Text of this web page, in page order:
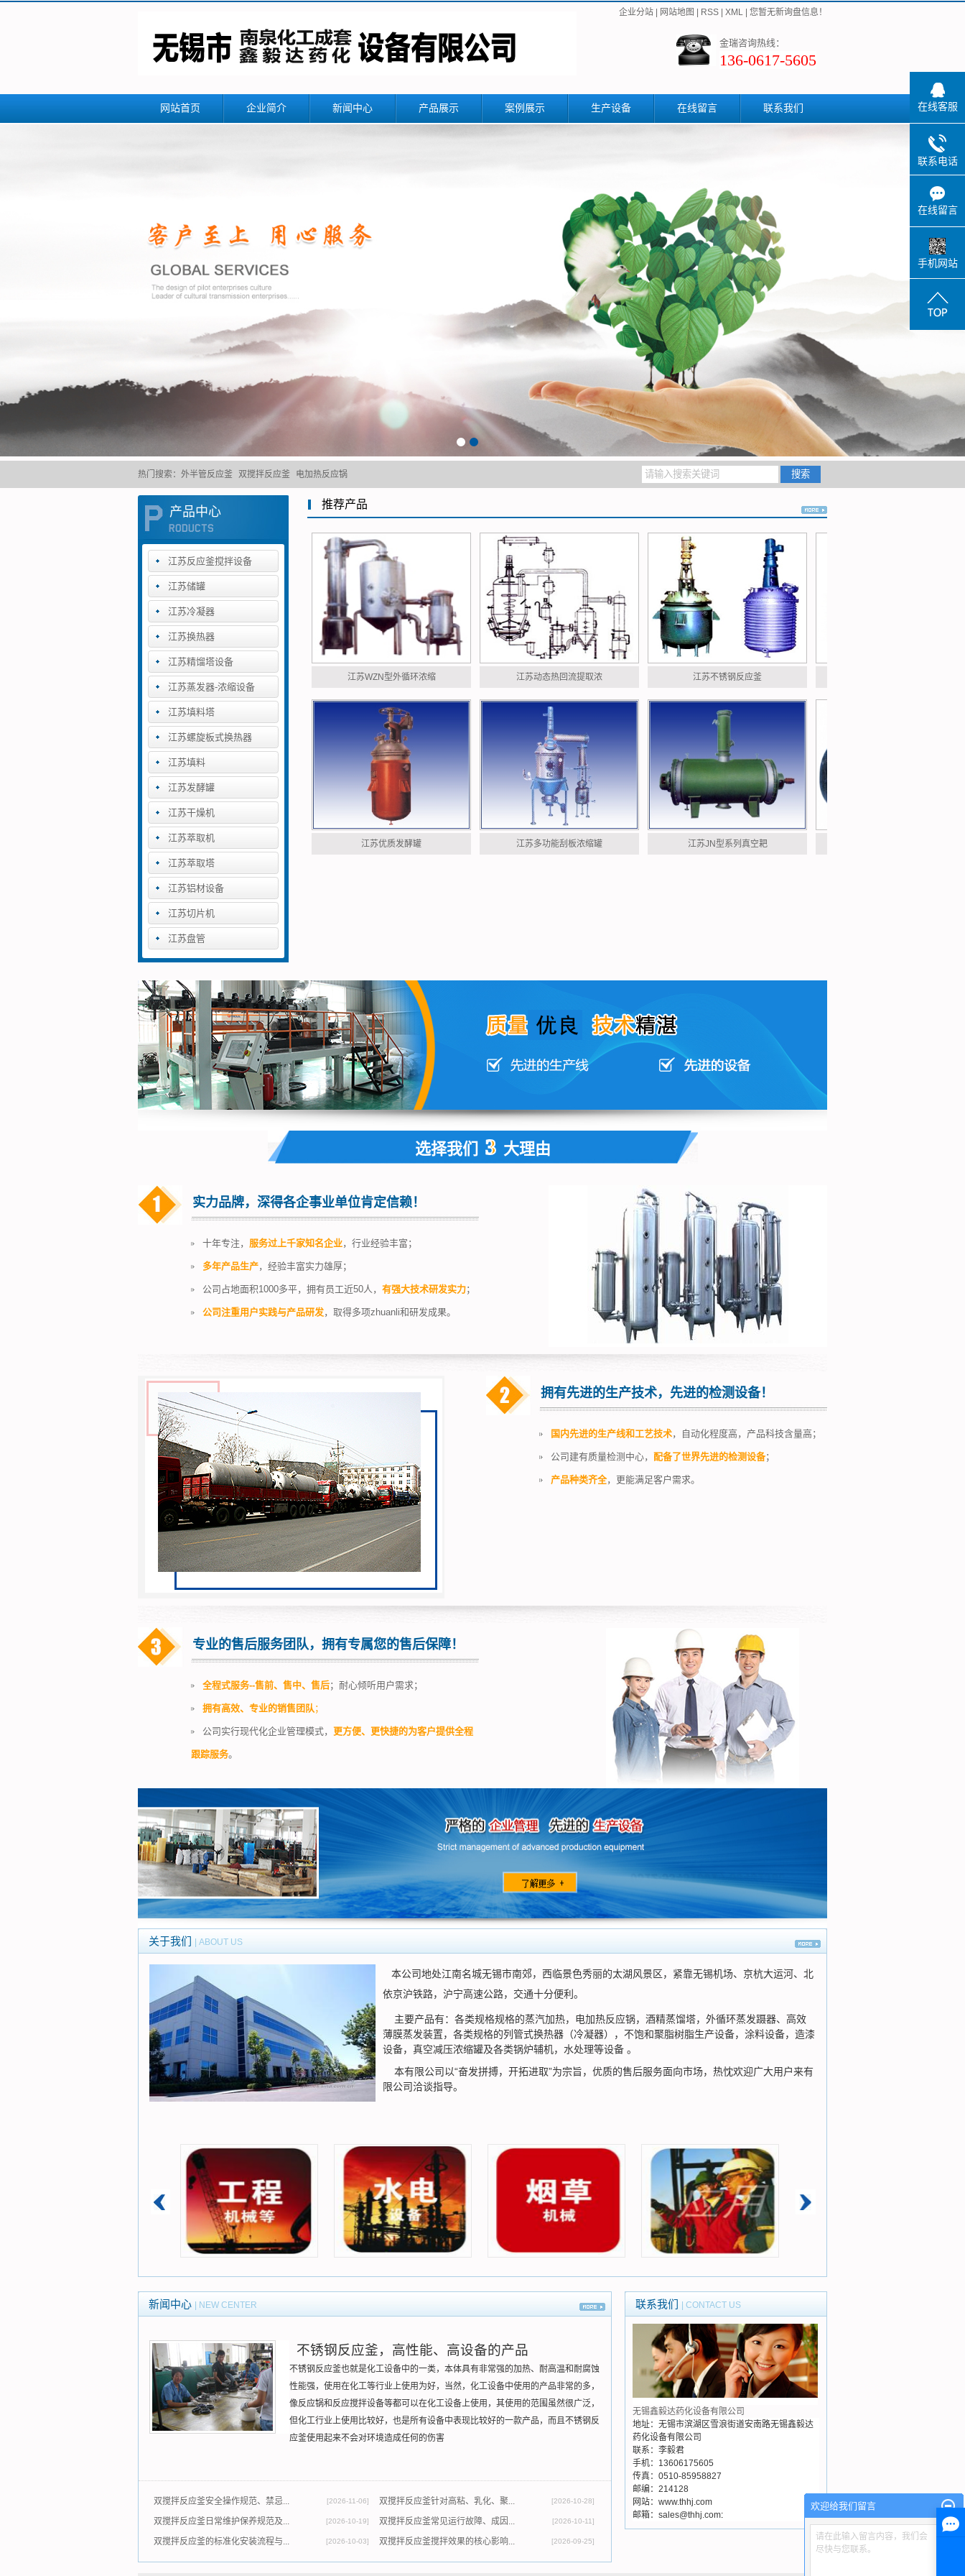
企业分站 网站地图 RSS XML 您暂无新询盘信息！
金瑞咨询热线：
136-0617-5605
网站首页 企业简介 新闻中心 产品展示
江苏反应釜搅拌设
江苏萃取机
江苏铝材设备
江苏盘管
案例展示 生产设备 在线留言 联系我们
热门搜索： 外半管反应釜 双搅拌反应釜 电加热反应锅
产品中心
江苏反应釜搅拌设备
江苏储罐
江苏冷凝器
江苏换热器
江苏精馏塔设备
江苏蒸发器-浓缩设备
江苏填料塔
江苏螺旋板式换热器
江苏填料
江苏发酵罐
江苏干燥机
江苏萃取机
江苏萃取塔
江苏铝材设备
江苏切片机
江苏盘管
推荐产品
江苏WZN型外循环浓缩 江苏动态热回流提取浓 江苏不锈钢反应釜
江苏优质发酵罐 江苏多功能刮板浓缩罐 江苏JN型系列真空耙
选择我们 3 大理由
实力品牌，深得各企事业单位肯定信赖！
十年专注， 服务过上千家知名企业，行业经验丰富；
多年产品生产，经验丰富实力雄厚；
公司占地面积1000多平，拥有员工近50人， 有强大技术研发实力；
公司注重用户实践与产品研发，取得多项zhuanli和研发成果。
拥有先进的生产技术，先进的检测设备！
国内先进的生产线和工艺技术，自动化程度高，产品科技含量高；
公司建有质量检测中心， 配备了世界先进的检测设备；
产品种类齐全，更能满足客户需求。
专业的售后服务团队，拥有专属您的售后保障！
全程式服务--售前、售中、售后；耐心倾听用户需求；
拥有高效、专业的销售团队 ；
公司实行现代化企业管理模式， 更方便、更快捷的为客户提供全程
跟踪服务。
关于我们 | ABOUT US
本公司地处江南名城无锡市南郊，西临景色秀丽的太湖风景区，紧靠无锡机场、京杭大运河、北
依京沪铁路，沪宁高速公路，交通十分便利。
主要产品有：各类规格规格的蒸汽加热，电加热反应锅，酒精蒸馏塔，外循环蒸发蹑器、高效
薄膜蒸发装置，各类规格的列管式换热器（冷凝器），不饱和聚脂树脂生产设备，涂料设备，造漆
设备，真空减压浓缩罐及各类锅炉辅机，水处理等设备 。
本有限公司以“奋发拼搏，开拓进取”为宗旨，优质的售后服务面向市场，热忱欢迎广大用户来有
限公司洽谈指导。
新闻中心 | NEW CENTER
不锈钢反应釜，高性能、高设备的产品
不锈钢反应釜也就是化工设备中的一类，本体具有非常强的加热、耐高温和耐腐蚀
性能强，使用在化工等行业上使用为好，当然，化工设备中使用的产品非常的多，
像反应锅和 反应搅拌设备等都可以在化工设备上使用，其使用的范围虽然很广泛，
但化工行业上使用比较好，也是所有设备中表现比较好的一款产品，而且不锈钢反
应釜使用起来不会对环境造成任何的伤害
双搅拌反应釜安全操作规范、禁忌... [2026-11-06] 双搅拌反应釜针对高粘、乳化、聚... [2026-10-28]
双搅拌反应釜日常维护保养规范及... [2026-10-19] 双搅拌反应釜常见运行故障、成因... [2026-10-11]
双搅拌反应釜的标准化安装流程与... [2026-10-03] 双搅拌反应釜搅拌效果的核心影响... [2026-09-25]
联系我们 | CONTACT US
无锡鑫毅达药化设备有限公司
地址：无锡市滨湖区雪浪街道安南路无锡鑫毅达
药化设备有限公司
联系：李毅君
手机：13606175605
传真：0510-85958827
邮编：214128
网站： www.thhj.com
邮箱：sales@thhj.com:
在线客服
联系电话
在线留言
手机网站
欢迎给我们留言
请在此输入留言内容，我们会
尽快与您联系。